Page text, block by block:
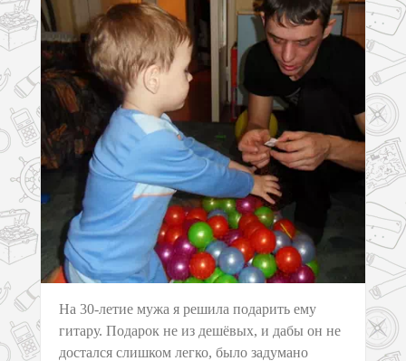
На 30-летие мужа я решила подарить ему
гитару. Подарок не из дешёвых, и дабы он не
достался слишком легко, было задумано